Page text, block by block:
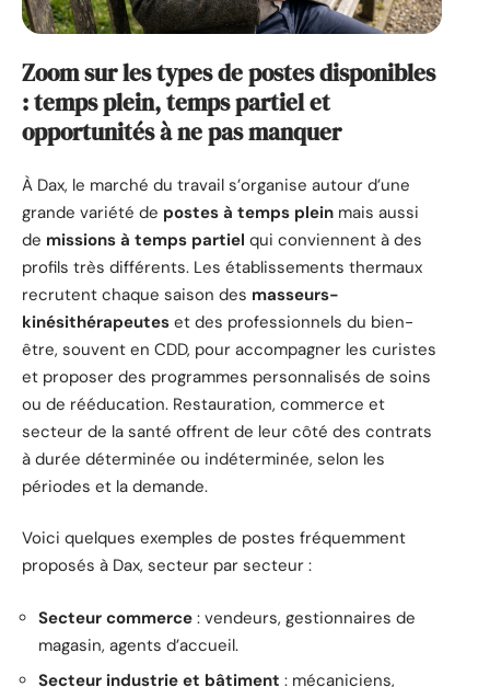
Zoom sur les types de postes disponibles
: temps plein, temps partiel et
opportunités à ne pas manquer
À Dax, le marché du travail s’organise autour d’une
grande variété de postes à temps plein mais aussi
de missions à temps partiel qui conviennent à des
profils très différents. Les établissements thermaux
recrutent chaque saison des masseurs-
kinésithérapeutes et des professionnels du bien-
être, souvent en CDD, pour accompagner les curistes
et proposer des programmes personnalisés de soins
ou de rééducation. Restauration, commerce et
secteur de la santé offrent de leur côté des contrats
à durée déterminée ou indéterminée, selon les
périodes et la demande.
Voici quelques exemples de postes fréquemment
proposés à Dax, secteur par secteur :
Secteur commerce : vendeurs, gestionnaires de
magasin, agents d’accueil.
Secteur industrie et bâtiment : mécaniciens,